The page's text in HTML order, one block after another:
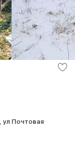
ул Почтовая